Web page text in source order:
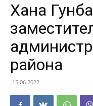
Хана
района
15.06.2022